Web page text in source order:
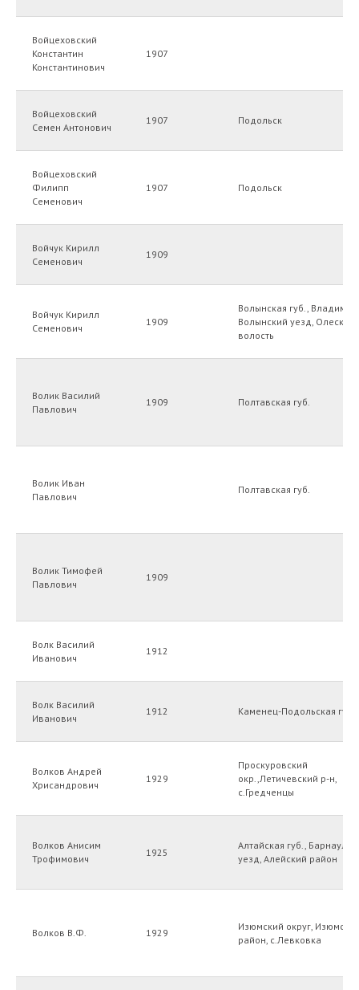
Войцеховский
Константин
Константинович
1907
Войцеховский
Семен Антонович
1907 Подольск
Войцеховский
Филипп
Семенович
1907 Подольск
Войчук Кирилл
Семенович
1909
Войчук Кирилл
Семенович
1909
Волынская губ.,
Волынский уезд, Олеская
волость
Волик Василий
Павлович
1909 Полтавская губ.
Волик Иван
Павлович
Полтавская губ.
Волик Тимофей
Павлович
1909
Волк Василий
Иванович
1912
Волк Василий
Иванович
1912 Каменец-Подольская губ.
Волков Андрей
Хрисандрович
1929
Проскуровский
окр.,Летичевский р-н,
с.Гредченцы
Волков Анисим
Трофимович
1925
Алтайская губ.,
уезд, Алейский район
Волков В.Ф. 1929
Изюмский округ,
район, с.Левковка